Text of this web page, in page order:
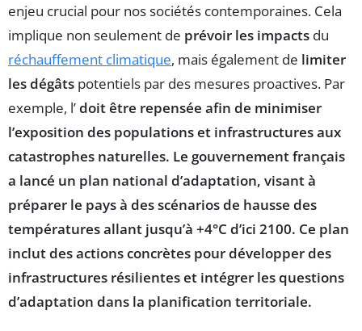
enjeu crucial pour nos sociétés contemporaines. Cela
implique non seulement de prévoir les impacts du
réchauffement climatique, mais également de limiter
les dégâts potentiels par des mesures proactives. Par
exemple, l’doit être repensée afin de minimiser
l’exposition des populations et infrastructures aux
catastrophes naturelles. Le gouvernement français
a lancé un plan national d’adaptation, visant à
préparer le pays à des scénarios de hausse des
températures allant jusqu’à +4°C d’ici 2100. Ce plan
inclut des actions concrètes pour développer des
infrastructures résilienteset intégrer les questions
d’adaptation dans la planification territoriale.